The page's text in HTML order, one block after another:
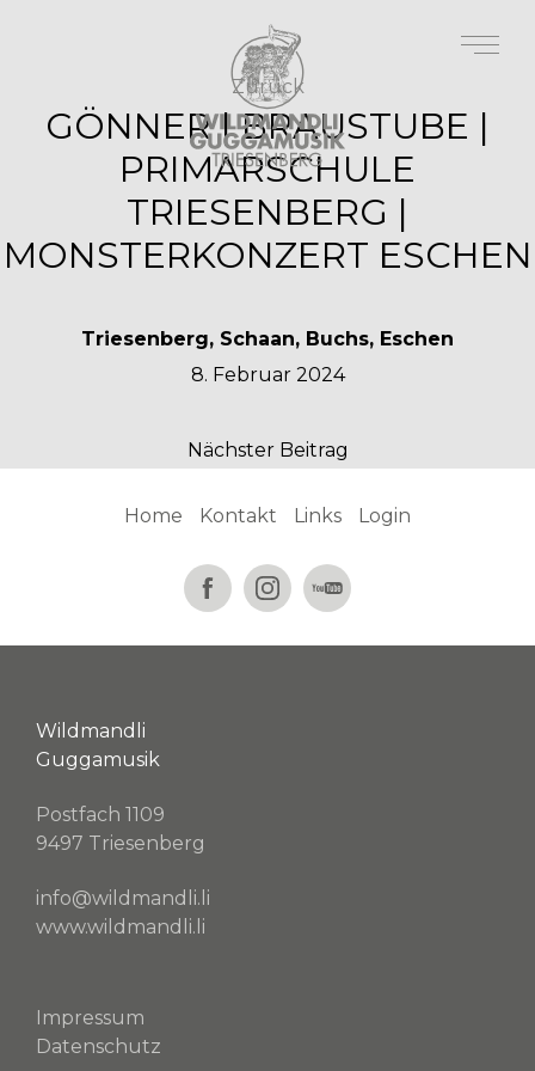
Zurück
GÖNNER | BRAUSTUBE |
PRIMARSCHULE
TRIESENBERG |
MONSTERKONZERT ESCHEN
Triesenberg, Schaan, Buchs, Eschen
8. Februar 2024
Nächster Beitrag
Home Kontakt Links Login
Wildmandli
Guggamusik
Postfach 1109
9497 Triesenberg
info@wildmandli.li
www.wildmandli.li
Impressum
Datenschutz